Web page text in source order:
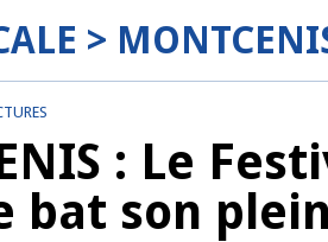
>
: Le
bat son